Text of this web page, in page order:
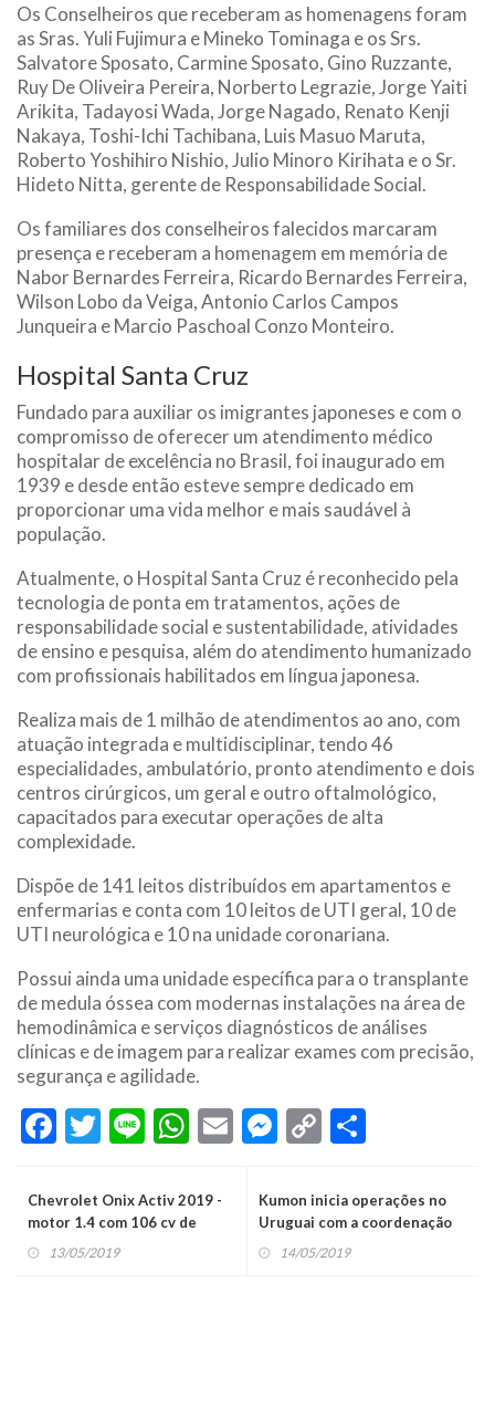
Os Conselheiros que receberam as homenagens foram
as Sras. Yuli Fujimura e Mineko Tominaga e os Srs.
Salvatore Sposato, Carmine Sposato, Gino Ruzzante,
Ruy De Oliveira Pereira, Norberto Legrazie, Jorge Yaiti
Arikita, Tadayosi Wada, Jorge Nagado, Renato Kenji
Nakaya, Toshi-Ichi Tachibana, Luis Masuo Maruta,
Roberto Yoshihiro Nishio, Julio Minoro Kirihata e o Sr.
Hideto Nitta, gerente de Responsabilidade Social.
Os familiares dos conselheiros falecidos marcaram
presença e receberam a homenagem em memória de
Nabor Bernardes Ferreira, Ricardo Bernardes Ferreira,
Wilson Lobo da Veiga, Antonio Carlos Campos
Junqueira e Marcio Paschoal Conzo Monteiro.
Hospital Santa Cruz
Fundado para auxiliar os imigrantes japoneses e com o
compromisso de oferecer um atendimento médico
hospitalar de excelência no Brasil, foi inaugurado em
1939 e desde então esteve sempre dedicado em
proporcionar uma vida melhor e mais saudável à
população.
Atualmente, o Hospital Santa Cruz é reconhecido pela
tecnologia de ponta em tratamentos, ações de
responsabilidade social e sustentabilidade, atividades
de ensino e pesquisa, além do atendimento humanizado
com profissionais habilitados em língua japonesa.
Realiza mais de 1 milhão de atendimentos ao ano, com
atuação integrada e multidisciplinar, tendo 46
especialidades, ambulatório, pronto atendimento e dois
centros cirúrgicos, um geral e outro oftalmológico,
capacitados para executar operações de alta
complexidade.
Dispõe de 141 leitos distribuídos em apartamentos e
enfermarias e conta com 10 leitos de UTI geral, 10 de
UTI neurológica e 10 na unidade coronariana.
Possui ainda uma unidade específica para o transplante
de medula óssea com modernas instalações na área de
hemodinâmica e serviços diagnósticos de análises
clínicas e de imagem para realizar exames com precisão,
segurança e agilidade.
Facebook
Twitter
LineWhatsApp
EmailMessenger
Copy
Chevrolet Onix Activ 2019 -
motor 1.4 com 106 cv de
potência e câmbio
13/05/2019
Kumon inicia operações no
Uruguai com a coordenação
de executivos do Brasil
14/05/2019